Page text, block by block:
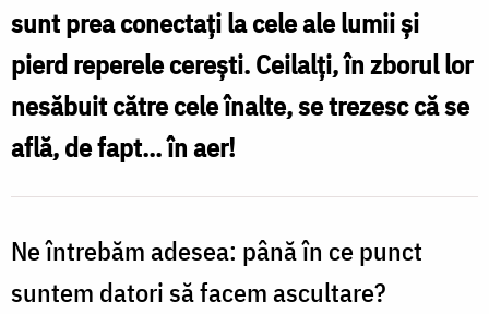
sunt prea conectați la cele ale lumii și
pierd reperele cerești. Ceilalți, în zborul lor
nesăbuit către cele înalte, se trezesc că se
află, de fapt... în aer!
Ne întrebăm adesea: până în ce punct
suntem datori să facem ascultare?